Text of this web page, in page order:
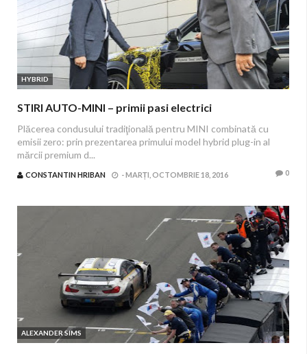
HYBRID
STIRI AUTO-MINI – primii pasi electrici
Plăcerea condusului tradiţională pentru MINI combinată cu
emisii zero: prin prezentarea primului model hybrid plug-in al
mărcii premium d...
CONSTANTIN HRIBAN -MARȚI, OCTOMBRIE 18, 2016 0
ALEXANDER SIMS